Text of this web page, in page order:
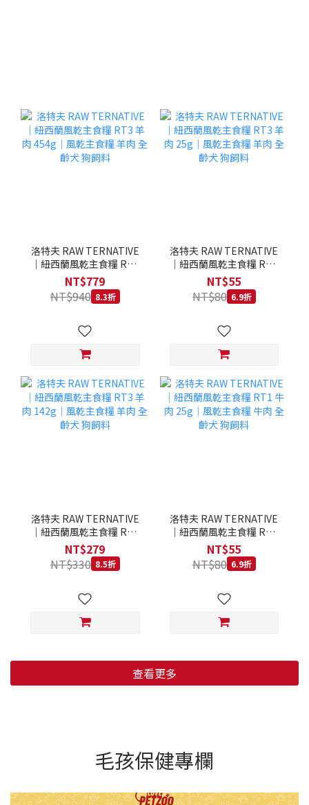
洛特夫 RAW TERNATIVE
｜紐西蘭風乾主食糧 RT3
羊肉 454g｜風乾主食糧 羊
肉 全齡犬 狗飼料
NT$779
NT$940 8.3折
洛特夫 RAW TERNATIVE
｜紐西蘭風乾主食糧 RT3
羊肉 25g｜風乾主食糧 羊
肉 全齡犬 狗飼料
NT$55
NT$80 6.9折
洛特夫 RAW TERNATIVE
｜紐西蘭風乾主食糧 RT3
羊肉 142g｜風乾主食糧 羊
肉 全齡犬 狗飼料
NT$279
NT$330 8.5折
洛特夫 RAW TERNATIVE
｜紐西蘭風乾主食糧 RT1
牛肉 25g｜風乾主食糧 牛
肉 全齡犬 狗飼料
NT$55
NT$80 6.9折
查看更多
毛孩保健專欄